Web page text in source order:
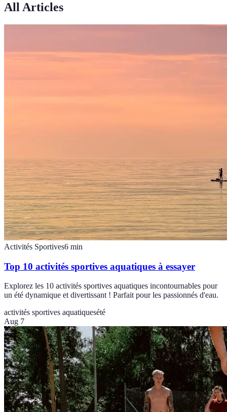
All Articles
Activités Sportives6 min
Top 10 activités sportives aquatiques à essayer
Explorez les 10 activités sportives aquatiques incontournables pour
un été dynamique et divertissant ! Parfait pour les passionnés d'eau.
activités sportives aquatiquesété
Aug 7